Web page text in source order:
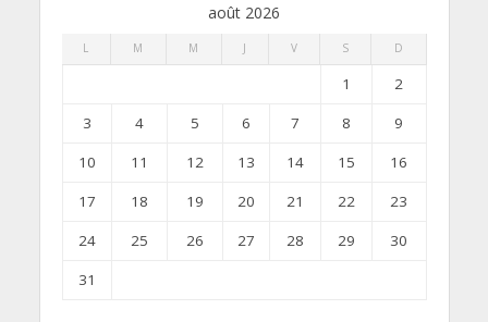
août 2026
L M M J V S D
1
2
3
4 5 6 7 8
9
10
11 12 13 14 15
16
17
18 19 20 21 22
23
24
25 26 27 28 29
30
31